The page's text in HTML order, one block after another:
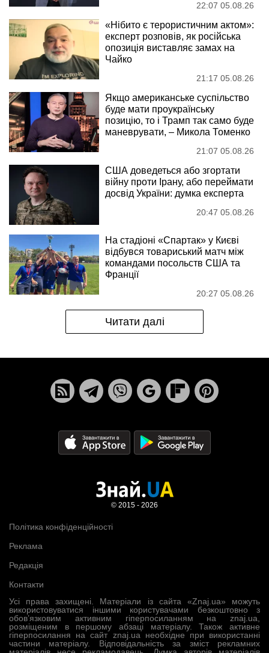
22:07 05.08.26
«Нібито є терористичним актом»:
експерт розповів, як російська
опозиція виставляє замах на
Чайко
21:17 05.08.26
Якщо американське суспільство
буде мати проукраїнську
позицію, то і Трамп так само буде
маневрувати, – Микола Томенко
21:07 05.08.26
США доведеться або згортати
війну проти Ірану, або переймати
досвід України: думка експерта
20:47 05.08.26
На стадіоні «Спартак» у Києві
відбувся товариський матч між
командами посольств США та
Франції
20:27 05.08.26
Читати далі
Усі права захищені. Матеріали із сайта «Znaj.ua» можуть
використовуватися іншими користувачами безкоштовно з
обов’язковим активним гіперпосиланням на znaj.ua,
розміщеним в першому абзаці матеріалу. Також активне
гіперпосилання на сайт znaj.ua необхідне при використанні
частини матеріалу. Відповідальність за зміст рекламних
Політика конфіденційності
Реклама
Редакція
Контакти
© 2015 - 2026